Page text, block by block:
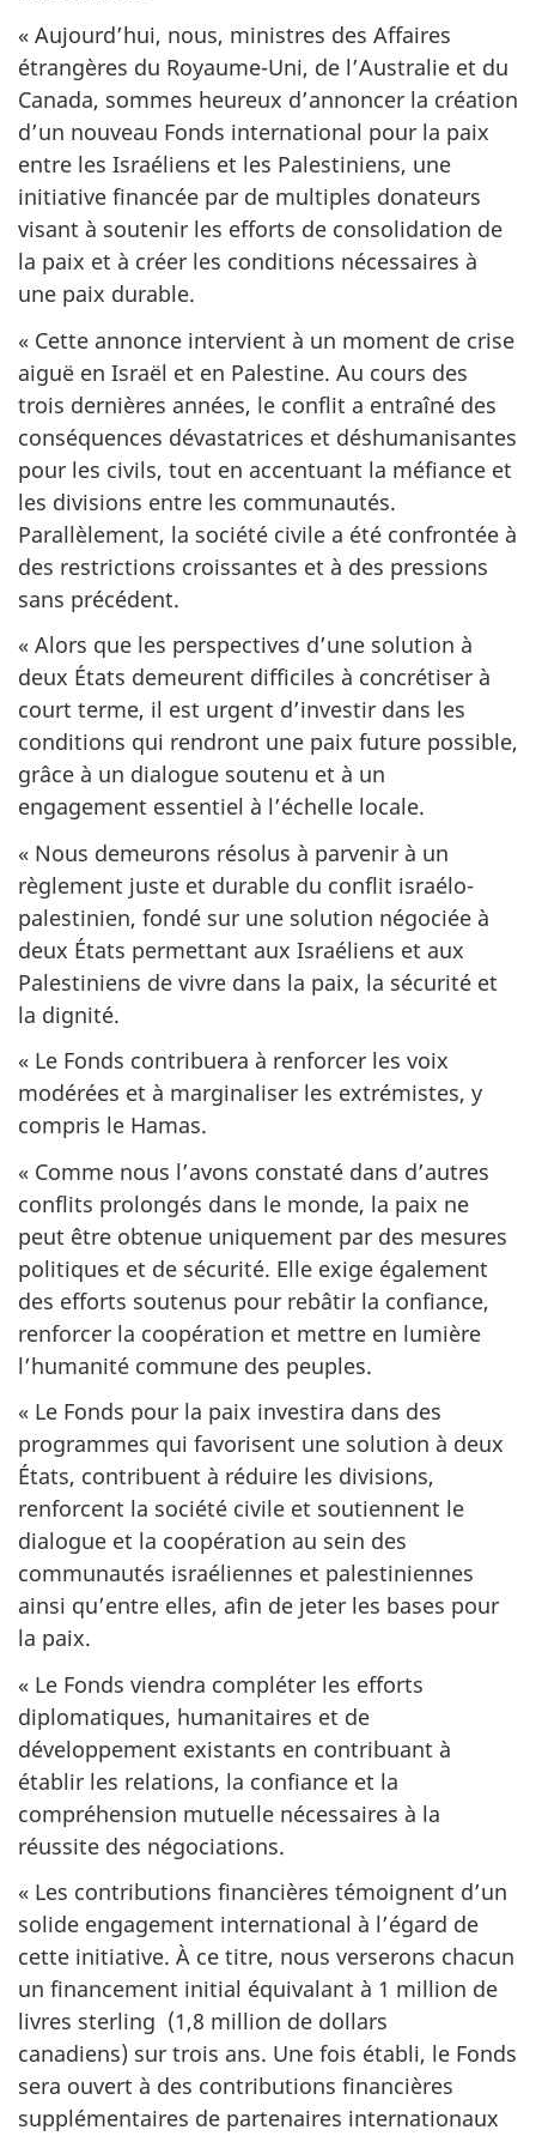
« Aujourd’hui, nous, ministres des Affaires
étrangères du Royaume-Uni, de l’Australie et du
Canada, sommes heureux d’annoncer la création
d’un nouveau Fonds international pour la paix
entre les Israéliens et les Palestiniens, une
initiative financée par de multiples donateurs
visant à soutenir les efforts de consolidation de
la paix et à créer les conditions nécessaires à
une paix durable.
« Cette annonce intervient à un moment de crise
aiguë en Israël et en Palestine. Au cours des
trois dernières années, le conflit a entraîné des
conséquences dévastatrices et déshumanisantes
pour les civils, tout en accentuant la méfiance et
les divisions entre les communautés.
Parallèlement, la société civile a été confrontée à
des restrictions croissantes et à des pressions
sans précédent.
« Alors que les perspectives d’une solution à
deux États demeurent difficiles à concrétiser à
court terme, il est urgent d’investir dans les
conditions qui rendront une paix future possible,
grâce à un dialogue soutenu et à un
engagement essentiel à l’échelle locale.
« Nous demeurons résolus à parvenir à un
règlement juste et durable du conflit israélo-
palestinien, fondé sur une solution négociée à
deux États permettant aux Israéliens et aux
Palestiniens de vivre dans la paix, la sécurité et
la dignité.
« Le Fonds contribuera à renforcer les voix
modérées et à marginaliser les extrémistes, y
compris le Hamas.
« Comme nous l’avons constaté dans d’autres
conflits prolongés dans le monde, la paix ne
peut être obtenue uniquement par des mesures
politiques et de sécurité. Elle exige également
des efforts soutenus pour rebâtir la confiance,
renforcer la coopération et mettre en lumière
l’humanité commune des peuples.
« Le Fonds pour la paix investira dans des
programmes qui favorisent une solution à deux
États, contribuent à réduire les divisions,
renforcent la société civile et soutiennent le
dialogue et la coopération au sein des
communautés israéliennes et palestiniennes
ainsi qu’entre elles, afin de jeter les bases pour
la paix.
« Le Fonds viendra compléter les efforts
diplomatiques, humanitaires et de
développement existants en contribuant à
établir les relations, la confiance et la
compréhension mutuelle nécessaires à la
réussite des négociations.
« Les contributions financières témoignent d’un
solide engagement international à l’égard de
cette initiative. À ce titre, nous verserons chacun
un financement initial équivalant à 1 million de
livres sterling (1,8 million de dollars
canadiens) sur trois ans. Une fois établi, le Fonds
sera ouvert à des contributions financières
supplémentaires de partenaires internationaux